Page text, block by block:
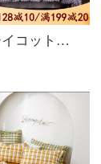
プレイボーイコットンとダウンの4点セット秋冬厚い保温綿とダウンジャケット北欧シンプルサンゴ水晶絨毯1.5/1.8ベッドの上の4点セットのビーナス1.2 mシーツの3点セット